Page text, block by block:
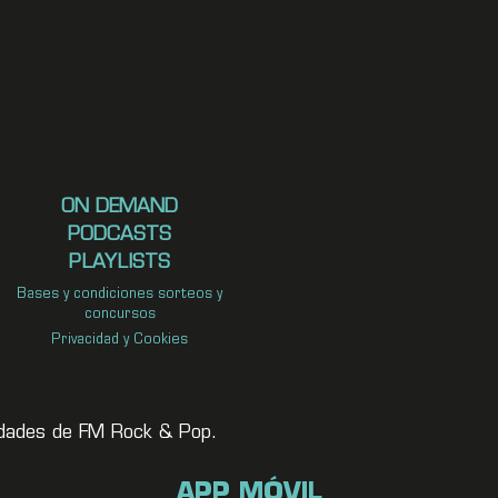
ON DEMAND
PODCASTS
PLAYLISTS
Bases y condiciones sorteos y
concursos
Privacidad y Cookies
de FM Rock & Pop.